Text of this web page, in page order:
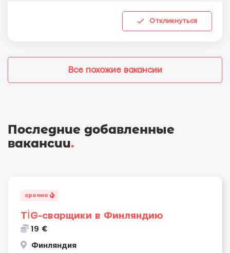
Откликнуться
Все похожие вакансии
Последние добавленные
вакансии.
срочно
TİG-сварщики в Финляндию
19 €
Финляндия